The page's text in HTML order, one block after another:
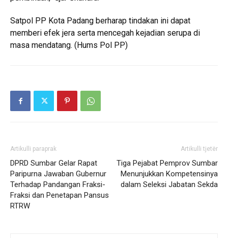
Satpol PP Kota Padang berharap tindakan ini dapat
memberi efek jera serta mencegah kejadian serupa di
masa mendatang. (Hums Pol PP)
Artikulli paraprak
DPRD Sumbar Gelar Rapat
Paripurna Jawaban Gubernur
Terhadap Pandangan Fraksi-
Fraksi dan Penetapan Pansus
RTRW
Artikulli tjetër
Tiga Pejabat Pemprov Sumbar
Menunjukkan Kompetensinya
dalam Seleksi Jabatan Sekda